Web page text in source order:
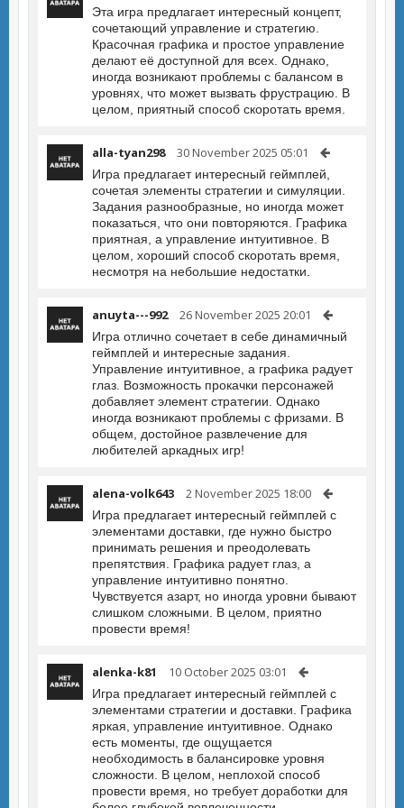
Эта игра предлагает интересный концепт,
сочетающий управление и стратегию.
Красочная графика и простое управление
делают её доступной для всех. Однако,
иногда возникают проблемы с балансом в
уровнях, что может вызвать фрустрацию. В
целом, приятный способ скоротать время.
alla-tyan298 30 November 2025 05:01
Игра предлагает интересный геймплей,
сочетая элементы стратегии и симуляции.
Задания разнообразные, но иногда может
показаться, что они повторяются. Графика
приятная, а управление интуитивное. В
целом, хороший способ скоротать время,
несмотря на небольшие недостатки.
anuyta---992 26 November 2025 20:01
Игра отлично сочетает в себе динамичный
геймплей и интересные задания.
Управление интуитивное, а графика радует
глаз. Возможность прокачки персонажей
добавляет элемент стратегии. Однако
иногда возникают проблемы с фризами. В
общем, достойное развлечение для
любителей аркадных игр!
alena-volk643 2 November 2025 18:00
Игра предлагает интересный геймплей с
элементами доставки, где нужно быстро
принимать решения и преодолевать
препятствия. Графика радует глаз, а
управление интуитивно понятно.
Чувствуется азарт, но иногда уровни бывают
слишком сложными. В целом, приятно
провести время!
alenka-k81 10 October 2025 03:01
Игра предлагает интересный геймплей с
элементами стратегии и доставки. Графика
яркая, управление интуитивное. Однако
есть моменты, где ощущается
необходимость в балансировке уровня
сложности. В целом, неплохой способ
провести время, но требует доработки для